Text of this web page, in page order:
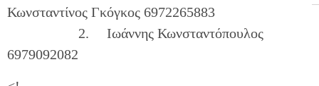
Κωνσταντίνος Γκόγκος 6972265883
2. Ιωάννης Κωνσταντόπουλος
6979092082